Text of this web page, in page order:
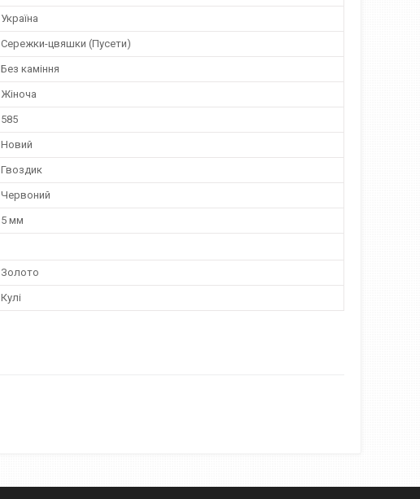
Україна
Сережки-цвяшки (Пусети)
Без каміння
Жіноча
585
Новий
Гвоздик
Червоний
5 мм
Золото
Кулі